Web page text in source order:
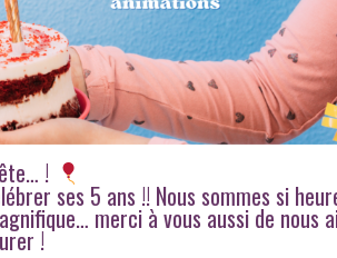
!
ses 5 ans !! Nous sommes si
merci à vous aussi de nous
!